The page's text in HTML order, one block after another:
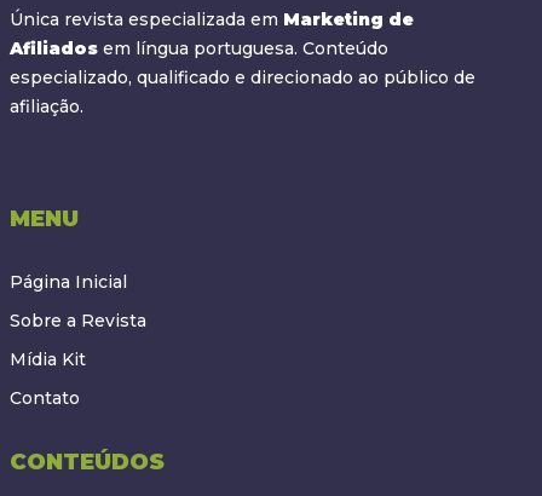
Única revista especializada em Marketing de
Afiliados em língua portuguesa. Conteúdo
especializado, qualificado e direcionado ao público de
afiliação.
MENU
Página Inicial
Sobre a Revista
Mídia Kit
Contato
CONTEÚDOS